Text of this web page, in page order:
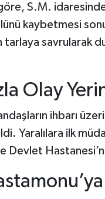
S.M.
kaybetmesi
tarlaya savrularak
Olay
ihbarı
Yaralılara ilk
Devlet